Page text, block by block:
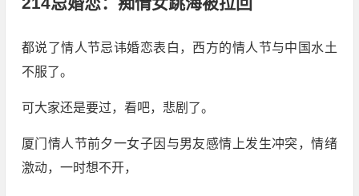
都说了情人节忌讳婚恋表白，西方的情人节与中国水土
不服了。
可大家还是要过，看吧，悲剧了。
厦门情人节前夕一女子因与男友感情上发生冲突，情绪
激动，一时想不开，